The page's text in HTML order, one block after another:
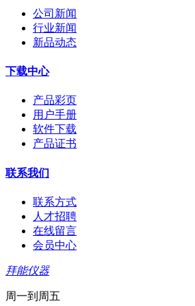
公司新闻
行业新闻
新品动态
下载中心
产品彩页
用户手册
软件下载
产品证书
联系我们
联系方式
人才招聘
在线留言
会员中心
拜能仪器
周一到周五